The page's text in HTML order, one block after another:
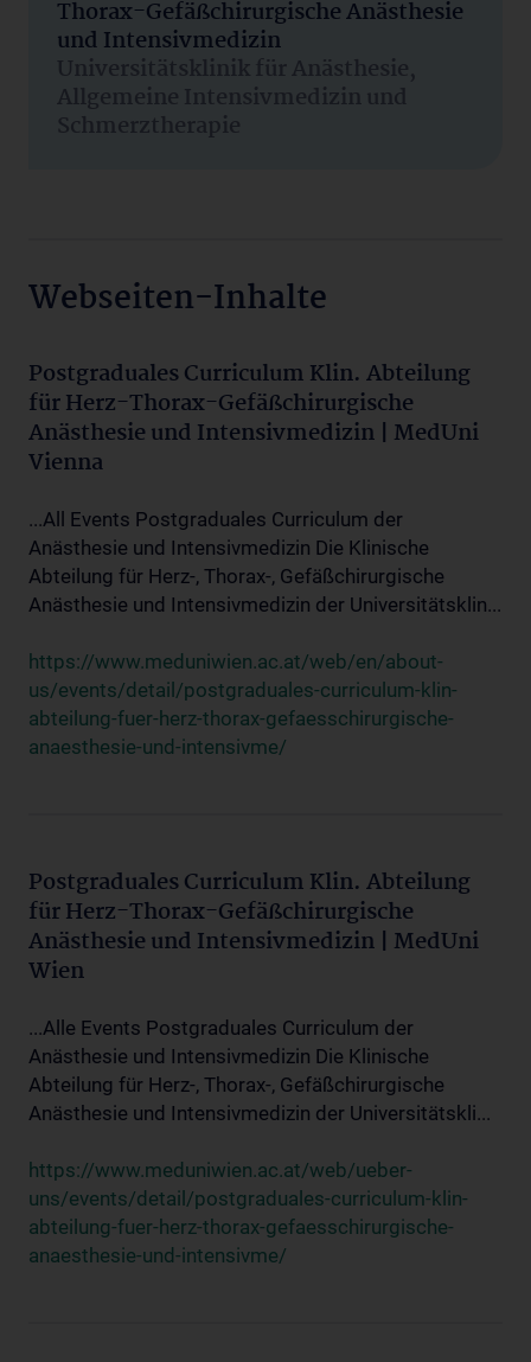
Thorax-Gefäßchirurgische Anästhesie
und Intensivmedizin
Universitätsklinik für Anästhesie,
Allgemeine Intensivmedizin und
Schmerztherapie
Webseiten-Inhalte
Postgraduales Curriculum Klin. Abteilung
für Herz-Thorax-Gefäßchirurgische
Anästhesie und Intensivmedizin | MedUni
Vienna
...All Events Postgraduales Curriculum der
Anästhesie und Intensivmedizin Die Klinische
Abteilung für Herz-, Thorax-, Gefäßchirurgische
Anästhesie und Intensivmedizin der Universitätsklin...
https://www.meduniwien.ac.at/web/en/about-
us/events/detail/postgraduales-curriculum-klin-
abteilung-fuer-herz-thorax-gefaesschirurgische-
anaesthesie-und-intensivme/
Postgraduales Curriculum Klin. Abteilung
für Herz-Thorax-Gefäßchirurgische
Anästhesie und Intensivmedizin | MedUni
Wien
...Alle Events Postgraduales Curriculum der
Anästhesie und Intensivmedizin Die Klinische
Abteilung für Herz-, Thorax-, Gefäßchirurgische
Anästhesie und Intensivmedizin der Universitätskli...
https://www.meduniwien.ac.at/web/ueber-
uns/events/detail/postgraduales-curriculum-klin-
abteilung-fuer-herz-thorax-gefaesschirurgische-
anaesthesie-und-intensivme/